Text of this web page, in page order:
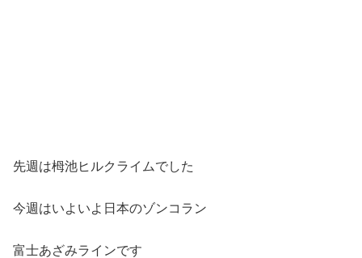
先週は栂池ヒルクライムでした
今週はいよいよ日本のゾンコラン
富士あざみラインです